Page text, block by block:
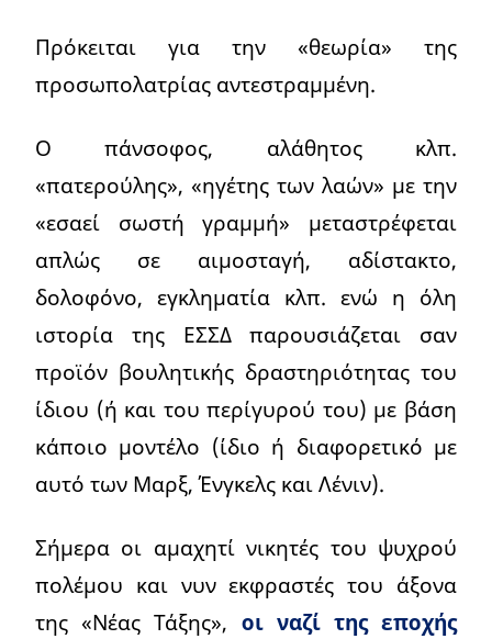
Πρόκειται για την «θεωρία» της
προσωπολατρίας αντεστραμμένη.
Ο πάνσοφος, αλάθητος κλπ.
«πατερούλης», «ηγέτης των λαών» με την
«εσαεί σωστή γραμμή» μεταστρέφεται
απλώς σε αιμοσταγή, αδίστακτο,
δολοφόνο, εγκληματία κλπ. ενώ η όλη
ιστορία της ΕΣΣΔ παρουσιάζεται σαν
προϊόν βουλητικής δραστηριότητας του
ίδιου (ή και του περίγυρού του) με βάση
κάποιο μοντέλο (ίδιο ή διαφορετικό με
αυτό των Μαρξ, Ένγκελς και Λένιν).
Σήμερα οι αμαχητί νικητές του ψυχρού
πολέμου και νυν εκφραστές του άξονα
της «Νέας Τάξης», οι ναζί της εποχής